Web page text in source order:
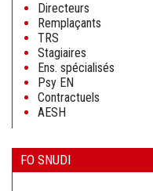
Directeurs
Remplaçants
TRS
Stagiaires
Ens. spécialisés
Psy EN
Contractuels
AESH
FO SNUDI